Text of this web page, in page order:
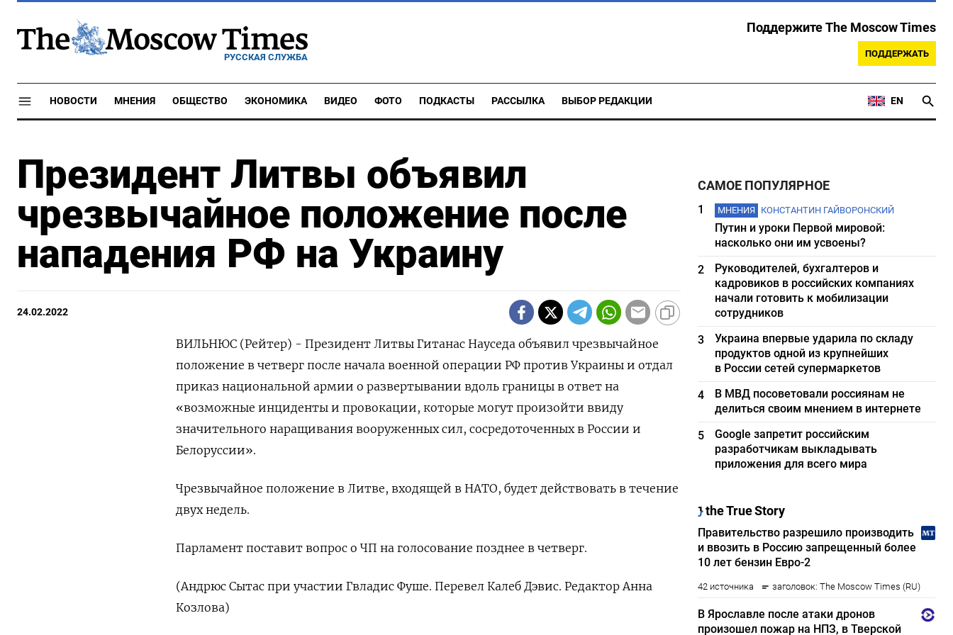
РУССКАЯ СЛУЖБА
Поддержите The Moscow Times
ПОДДЕРЖАТЬ
НОВОСТИ МНЕНИЯ ОБЩЕСТВО ЭКОНОМИКА ВИДЕО ФОТО ПОДКАСТЫ РАССЫЛКА ВЫБОР РЕДАКЦИИ EN
Президент Литвы объявил
чрезвычайное положение после
нападения РФ на Украину
24.02.2022
ВИЛЬНЮС (Рейтер) - Президент Литвы Гитанас Науседа объявил чрезвычайное
положение в четверг после начала военной операции РФ против Украины и отдал
приказ национальной армии о развертывании вдоль границы в ответ на
«возможные инциденты и провокации, которые могут произойти ввиду
значительного наращивания вооруженных сил, сосредоточенных в России и
Белоруссии».
Чрезвычайное положение в Литве, входящей в НАТО, будет действовать в течение
двух недель.
Парламент поставит вопрос о ЧП на голосование позднее в четверг.
(Андрюс Сытас при участии Гвладис Фуше. Перевел Калеб Дэвис. Редактор Анна
Козлова)
САМОЕ ПОПУЛЯРНОЕ
1 МНЕНИЯ КОНСТАНТИН ГАЙВОРОНСКИЙ
Путин и уроки Первой мировой:
насколько они им усвоены?
2
Руководителей, бухгалтеров и
кадровиков в российских компаниях
начали готовить к мобилизации
сотрудников
3
Украина впервые ударила по складу
продуктов одной из крупнейших
в России сетей супермаркетов
4
В МВД посоветовали россиянам не
делиться своим мнением в интернете
5
Google запретит российским
разработчикам выкладывать
приложения для всего мира